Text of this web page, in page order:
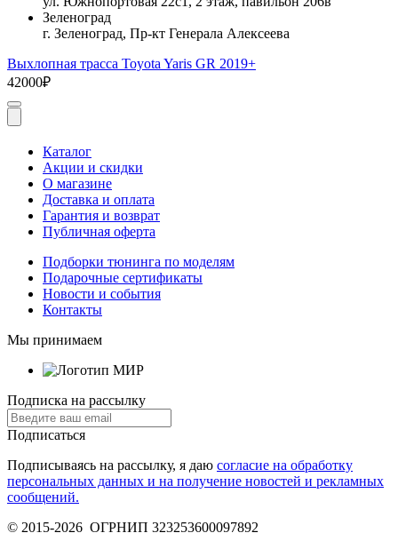
Зеленоград
г. Зеленоград, Пр-кт Генерала Алексеева
Выхлопная трасса Toyota Yaris GR 2019+
42000₽
Каталог
Акции и скидки
О магазине
Доставка и оплата
Гарантия и возврат
Публичная оферта
Подборки тюнинга по моделям
Подарочные сертификаты
Новости и события
Контакты
Мы принимаем
Подписка на рассылку
Подписаться
Подписываясь на рассылку, я даю согласие на обработку
персональных данных и на получение новостей и рекламных
сообщений.
© 2015-2026 ОГРНИП 323253600097892